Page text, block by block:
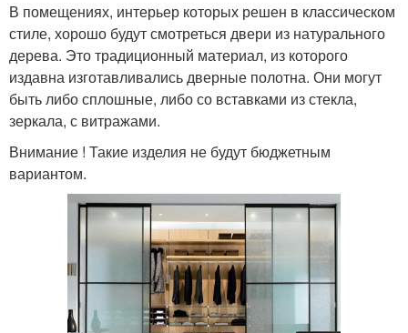
В помещениях, интерьер которых решен в классическом
стиле, хорошо будут смотреться двери из натурального
дерева. Это традиционный материал, из которого
издавна изготавливались дверные полотна. Они могут
быть либо сплошные, либо со вставками из стекла,
зеркала, с витражами.
Внимание ! Такие изделия не будут бюджетным
вариантом.